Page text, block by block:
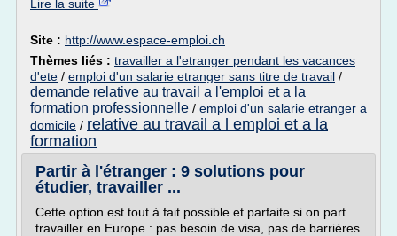
Lire la suite
Site : http://www.espace-emploi.ch
Thèmes liés : travailler a l'etranger pendant les vacances
d'ete / emploi d'un salarie etranger sans titre de travail /
demande relative au travail a l'emploi et a la
formation professionnelle / emploi d'un salarie etranger a
domicile / relative au travail a l emploi et a la
formation
Partir à l'étranger : 9 solutions pour
étudier, travailler ...
Cette option est tout à fait possible et parfaite si on part
travailler en Europe : pas besoin de visa, pas de barrières